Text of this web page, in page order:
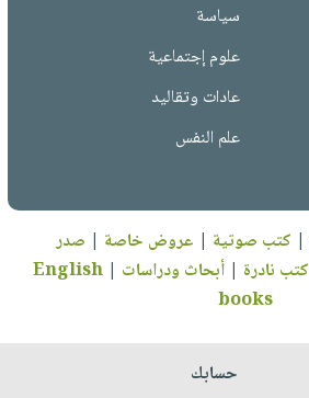
سياسة
علوم إجتماعية
عادات وتقاليد
علم النفس
| كتب صوتية | عروض خاصة | صدر
كتب نادرة |أبحاث ودراسات |
English
books
حسابك